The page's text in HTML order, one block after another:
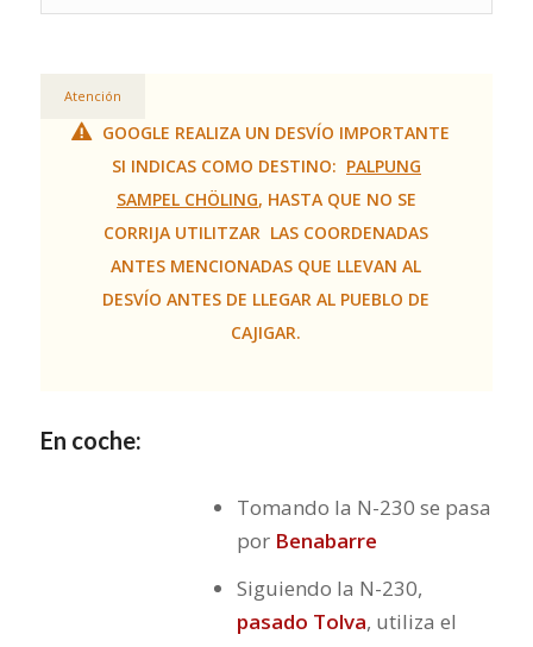
Atención
GOOGLE REALIZA UN DESVÍO IMPORTANTE
SI INDICAS COMO DESTINO: PALPUNG
SAMPEL CHÖLING, HASTA QUE NO SE
CORRIJA UTILITZAR LAS COORDENADAS
ANTES MENCIONADAS QUE LLEVAN AL
DESVÍO ANTES DE LLEGAR AL PUEBLO DE
CAJIGAR.
En coche:
Tomando la N-230 se pasa
por Benabarre
Siguiendo la N-230,
pasado Tolva, utiliza el